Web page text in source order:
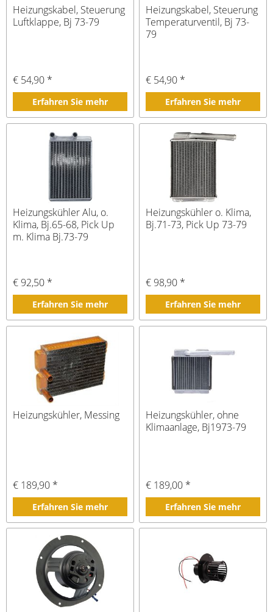
Heizungskabel, Steuerung
Luftklappe, Bj 73-79
€ 54,90 *
Erfahren Sie mehr
Heizungskabel, Steuerung
Temperaturventil, Bj 73-
79
€ 54,90 *
Erfahren Sie mehr
Heizungskühler Alu, o.
Klima, Bj.65-68, Pick Up
m. Klima Bj.73-79
€ 92,50 *
Erfahren Sie mehr
Heizungskühler o. Klima,
Bj.71-73, Pick Up 73-79
€ 98,90 *
Erfahren Sie mehr
Heizungskühler, Messing
€ 189,90 *
Erfahren Sie mehr
Heizungskühler, ohne
Klimaanlage, Bj1973-79
€ 189,00 *
Erfahren Sie mehr